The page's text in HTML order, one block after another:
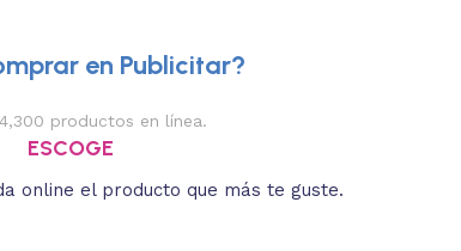
en Publicitar?
productos en línea.
ESCOGE
online el producto que más te guste.